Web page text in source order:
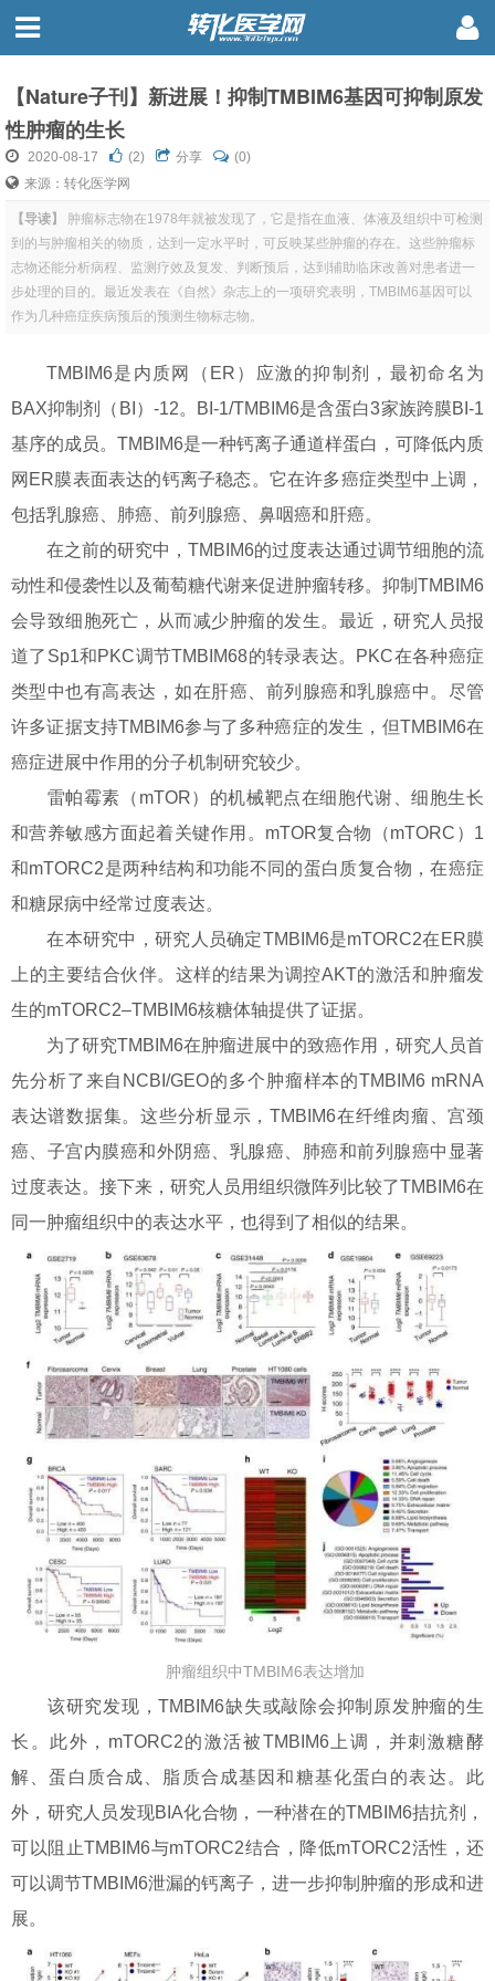
【Nature子刊】新进展！抑制TMBIM6基因可抑制原发
性肿瘤的生长
2020-08-17 (2) 分享
(0)
来源：转化医学网
【导读】
肿瘤标志物在1978年就被发现了，它是指在血液、体液及组织中可检测
到的与肿瘤相关的物质，达到一定水平时，可反映某些肿瘤的存在。这些肿瘤标
志物还能分析病程、监测疗效及复发、判断预后，达到辅助临床改善对患者进一
步处理的目的。最近发表在《自然》杂志上的一项研究表明，TMBIM6基因可以
作为几种癌症疾病预后的预测生物标志物。
TMBIM6是内质网（ER）应激的抑制剂，最初命名为
BAX抑制剂（BI）-12。BI-1/TMBIM6是含蛋白3家族跨膜BI-1
基序的成员。TMBIM6是一种钙离子通道样蛋白，可降低内质
网ER膜表面表达的钙离子稳态。它在许多癌症类型中上调，
包括乳腺癌、肺癌、前列腺癌、鼻咽癌和肝癌。
在之前的研究中，TMBIM6的过度表达通过调节细胞的流
动性和侵袭性以及葡萄糖代谢来促进肿瘤转移。抑制TMBIM6
会导致细胞死亡，从而减少肿瘤的发生。最近，研究人员报
道了Sp1和PKC调节TMBIM68的转录表达。PKC在各种癌症
类型中也有高表达，如在肝癌、前列腺癌和乳腺癌中。尽管
许多证据支持TMBIM6参与了多种癌症的发生，但TMBIM6在
癌症进展中作用的分子机制研究较少。
雷帕霉素（mTOR）的机械靶点在细胞代谢、细胞生长
和营养敏感方面起着关键作用。mTOR复合物（mTORC）1
和mTORC2是两种结构和功能不同的蛋白质复合物，在癌症
和糖尿病中经常过度表达。
在本研究中，研究人员确定TMBIM6是mTORC2在ER膜
上的主要结合伙伴。这样的结果为调控AKT的激活和肿瘤发
生的mTORC2–TMBIM6核糖体轴提供了证据。
为了研究TMBIM6在肿瘤进展中的致癌作用，研究人员首
先分析了来自NCBI/GEO的多个肿瘤样本的TMBIM6 mRNA
表达谱数据集。这些分析显示，TMBIM6在纤维肉瘤、宫颈
癌、子宫内膜癌和外阴癌、乳腺癌、肺癌和前列腺癌中显著
过度表达。接下来，研究人员用组织微阵列比较了TMBIM6在
同一肿瘤组织中的表达水平，也得到了相似的结果。
肿瘤组织中TMBIM6表达增加
该研究发现，TMBIM6缺失或敲除会抑制原发肿瘤的生
长。此外，mTORC2的激活被TMBIM6上调，并刺激糖酵
解、蛋白质合成、脂质合成基因和糖基化蛋白的表达。此
外，研究人员发现BIA化合物，一种潜在的TMBIM6拮抗剂，
可以阻止TMBIM6与mTORC2结合，降低mTORC2活性，还
可以调节TMBIM6泄漏的钙离子，进一步抑制肿瘤的形成和进
展。